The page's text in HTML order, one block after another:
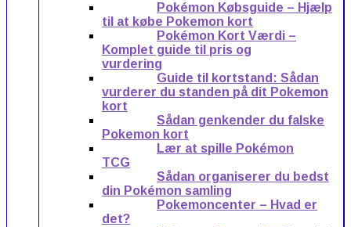
Pokémon Købsguide – Hjælp
til at købe Pokemon kort
Pokémon Kort Værdi –
Komplet guide til pris og
vurdering
Guide til kortstand: Sådan
vurderer du standen på dit Pokemon
kort
Sådan genkender du falske
Pokemon kort
Lær at spille Pokémon
TCG
Sådan organiserer du bedst
din Pokémon samling
Pokemoncenter – Hvad er
det?